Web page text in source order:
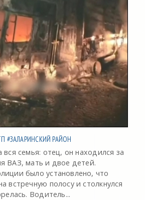
#ЗАЛАРИНСКИЙ РАЙОН
вся семья: отец, он находился за
ВАЗ, мать и двое детей.
было установлено, что
встречную полосу и столкнулся
Водитель...